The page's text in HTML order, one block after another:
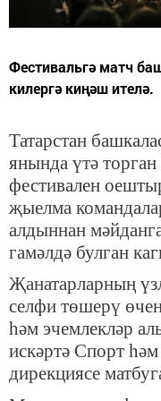
Фестивальгә матч
килергә киңәш ителә.
Татарстан
янында үтә
фестивален
җыелма
алдыннан
гамәлдә булган
Җанатарларның
селфи төшерү
һәм эчемлекләр
искәртә Спорт
дирекциясе